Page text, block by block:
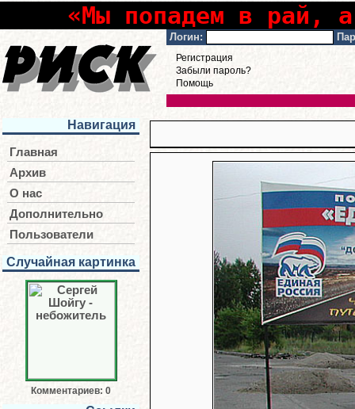
«Мы попадем в рай,
Логин:
Регистрация
Забыли пароль?
Помощь
Навигация
Главная
Архив
О нас
Дополнительно
Пользователи
Случайная картинка
Комментариев: 0